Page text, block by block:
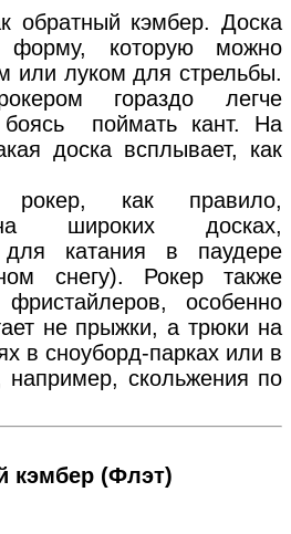
обратный кэмбер. Доска
форму, которую можно
или луком для стрельбы.
гораздо легче
боясь поймать кант. На
доска всплывает, как
рокер, как правило,
на широких досках,
для катания в паудере
снегу). Рокер также
особенно
не прыжки, а трюки на
в сноуборд-парках или в
например, скольжения по
кэмбер (Флэт)